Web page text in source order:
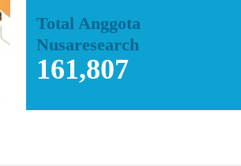
Total Anggota
Nusaresearch
161,807